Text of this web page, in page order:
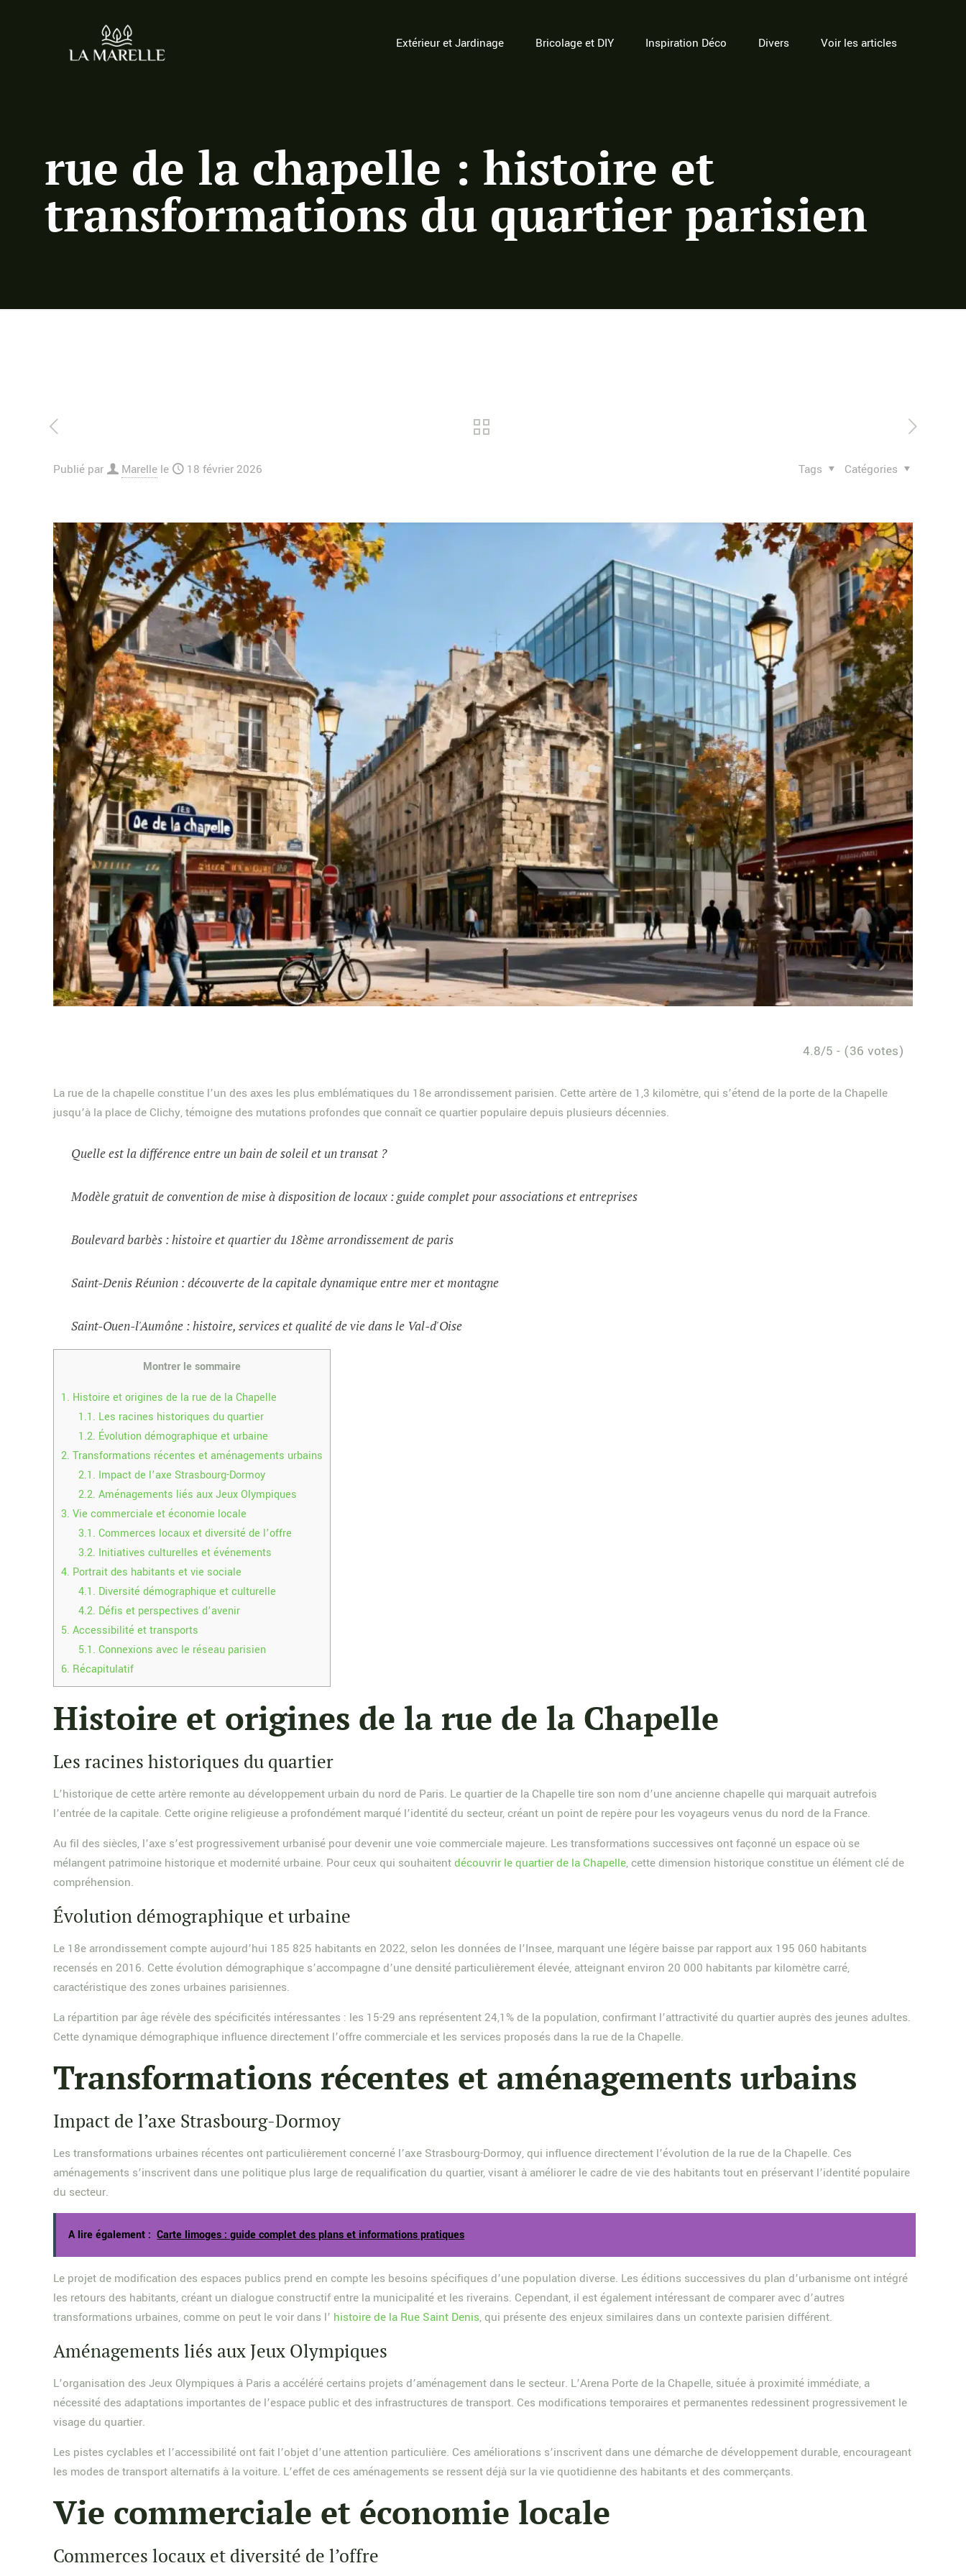
Extérieur et Jardinage Bricolage et DIY Inspiration Déco Divers Voir les articles
rue de la chapelle : histoire et
transformations du quartier parisien
Publié par Marelle le 18 février 2026 Catégories
Tags
4.8/5 - (36 votes)
La rue de la chapelle constitue l’un des axes les plus emblématiques du 18e arrondissement parisien. Cette artère de 1,3 kilomètre, qui s’étend de la porte de la Chapelle
jusqu’à la place de Clichy, témoigne des mutations profondes que connaît ce quartier populaire depuis plusieurs décennies.
Quelle est la différence entre un bain de soleil et un transat ?
Modèle gratuit de convention de mise à disposition de locaux : guide complet pour associations et entreprises
Boulevard barbès : histoire et quartier du 18ème arrondissement de paris
Saint-Denis Réunion : découverte de la capitale dynamique entre mer et montagne
Saint-Ouen-l'Aumône : histoire, services et qualité de vie dans le Val-d'Oise
Montrer le sommaire
1. Histoire et origines de la rue de la Chapelle
1.1. Les racines historiques du quartier
1.2. Évolution démographique et urbaine
2. Transformations récentes et aménagements urbains
2.1. Impact de l’axe Strasbourg-Dormoy
2.2. Aménagements liés aux Jeux Olympiques
3. Vie commerciale et économie locale
3.1. Commerces locaux et diversité de l’offre
3.2. Initiatives culturelles et événements
4. Portrait des habitants et vie sociale
4.1. Diversité démographique et culturelle
4.2. Défis et perspectives d’avenir
5. Accessibilité et transports
5.1. Connexions avec le réseau parisien
6. Récapitulatif
Histoire et origines de la rue de la Chapelle
Les racines historiques du quartier
L’historique de cette artère remonte au développement urbain du nord de Paris. Le quartier de la Chapelle tire son nom d’une ancienne chapelle qui marquait autrefois
l’entrée de la capitale. Cette origine religieuse a profondément marqué l’identité du secteur, créant un point de repère pour les voyageurs venus du nord de la France.
Au fil des siècles, l’axe s’est progressivement urbanisé pour devenir une voie commerciale majeure. Les transformations successives ont façonné un espace où se
mélangent patrimoine historique et modernité urbaine. Pour ceux qui souhaitentdécouvrir le quartier de la Chapelle, cette dimension historique constitue un élément clé de
compréhension.
Évolution démographique et urbaine
Le 18e arrondissement compte aujourd’hui 185 825 habitants en 2022, selon les données de l’Insee, marquant une légère baisse par rapport aux 195 060 habitants
recensés en 2016. Cette évolution démographique s’accompagne d’une densité particulièrement élevée, atteignant environ 20 000 habitants par kilomètre carré,
caractéristique des zones urbaines parisiennes.
La répartition par âge révèle des spécificités intéressantes : les 15-29 ans représentent 24,1% de la population, confirmant l’attractivité du quartier auprès des jeunes adultes.
Cette dynamique démographique influence directement l’offre commerciale et les services proposés dans la rue de la Chapelle.
Transformations récentes et aménagements urbains
Impact de l’axe Strasbourg-Dormoy
Les transformations urbaines récentes ont particulièrement concerné l’axe Strasbourg-Dormoy, qui influence directement l’évolution de la rue de la Chapelle. Ces
aménagements s’inscrivent dans une politique plus large de requalification du quartier, visant à améliorer le cadre de vie des habitants tout en préservant l’identité populaire
du secteur.
A lire également : Carte limoges : guide complet des plans et informations pratiques
Le projet de modification des espaces publics prend en compte les besoins spécifiques d’une population diverse. Les éditions successives du plan d’urbanisme ont intégré
les retours des habitants, créant un dialogue constructif entre la municipalité et les riverains. Cependant, il est également intéressant de comparer avec d’autres
transformations urbaines, comme on peut le voir dans l’ histoire de la Rue Saint Denis, qui présente des enjeux similaires dans un contexte parisien différent.
Aménagements liés aux Jeux Olympiques
L’organisation des Jeux Olympiques à Paris a accéléré certains projets d’aménagement dans le secteur. L’Arena Porte de la Chapelle, située à proximité immédiate, a
nécessité des adaptations importantes de l’espace public et des infrastructures de transport. Ces modifications temporaires et permanentes redessinent progressivement le
visage du quartier.
Les pistes cyclables et l’accessibilité ont fait l’objet d’une attention particulière. Ces améliorations s’inscrivent dans une démarche de développement durable, encourageant
les modes de transport alternatifs à la voiture. L’effet de ces aménagements se ressent déjà sur la vie quotidienne des habitants et des commerçants.
Vie commerciale et économie locale
Commerces locaux et diversité de l’offre